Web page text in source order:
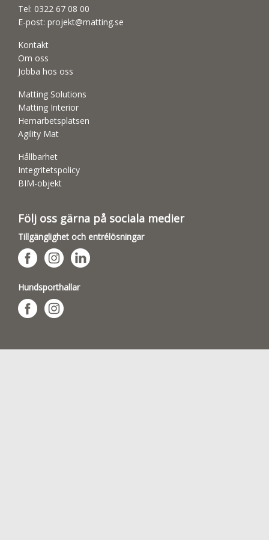
Tel: 0322 67 08 00
E-post: projekt@matting.se
Kontakt
Om oss
Jobba hos oss
Matting Solutions
Matting Interior
Hemarbetsplatsen
Agility Mat
Hållbarhet
Integritetspolicy
BIM-objekt
Följ oss gärna på sociala medier
Tillgänglighet och entrélösningar
Hundsporthallar